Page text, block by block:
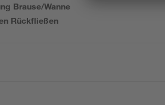
Brause/Wanne
Rückfließen